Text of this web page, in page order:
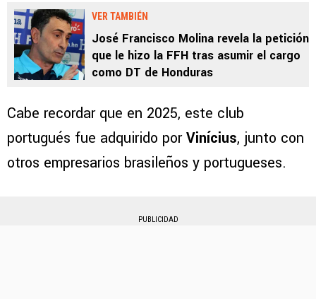
VER TAMBIÉN
José Francisco Molina revela la petición
que le hizo la FFH tras asumir el cargo
como DT de Honduras
Cabe recordar que en 2025, este club
portugués fue adquirido porVinícius, junto con
otros empresarios brasileños y portugueses.
PUBLICIDAD